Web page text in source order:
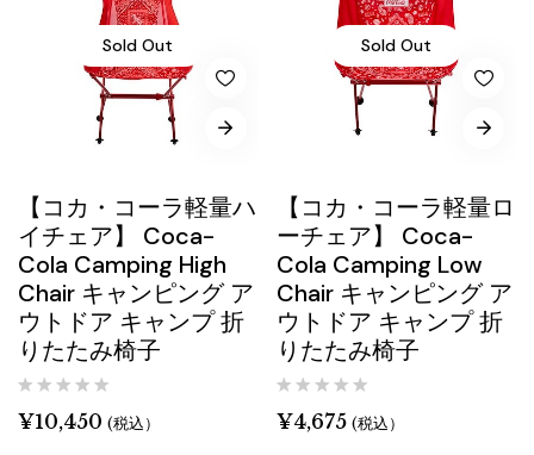
Sold Out
【コカ・コーラ軽量ハ
イチェア】 Coca-
Cola Camping High
Chair キャンピング ア
ウトドア キャンプ 折
りたたみ椅子
¥10,450 (税込）
Sold Out
【コカ・コーラ軽量ロ
ーチェア】 Coca-
Cola Camping Low
Chair キャンピング ア
ウトドア キャンプ 折
りたたみ椅子
¥4,675 (税込）